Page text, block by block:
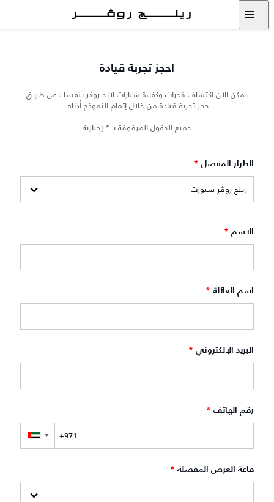
احجز تجربة قيادة
يمكن الآن اكتشاف قدرات وكفاءة سيارات لاند روڨر بنفسك عن طريق
حجز تجربة قيادة من خلال إتمام النموذج أدناه.
جميع الحقول المرفوقة بـ * إجبارية
الطراز المفضل *
الاسم *
اسم العائلة *
البريد الإلكتروني *
رقم الهاتف *
▼
قاعة العرض المفضلة *